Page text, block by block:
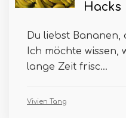
Hacks
Du liebst Bananen,
Ich möchte wissen,
lange Zeit frisc...
Vivien Tang